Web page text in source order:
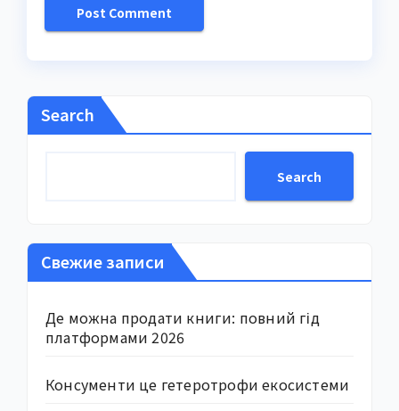
Search
Search
Свежие записи
Де можна продати книги: повний гід
платформами 2026
Консументи це гетеротрофи екосистеми